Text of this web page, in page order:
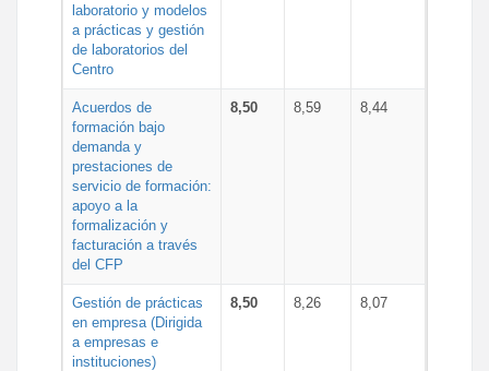
laboratorio y modelos
a prácticas y gestión
de laboratorios del
Centro
Acuerdos de
formación bajo
demanda y
prestaciones de
servicio de formación:
apoyo a la
formalización y
facturación a través
del CFP
8,50 8,59 8,44
Gestión de prácticas
en empresa (Dirigida
a empresas e
instituciones)
8,50 8,26 8,07